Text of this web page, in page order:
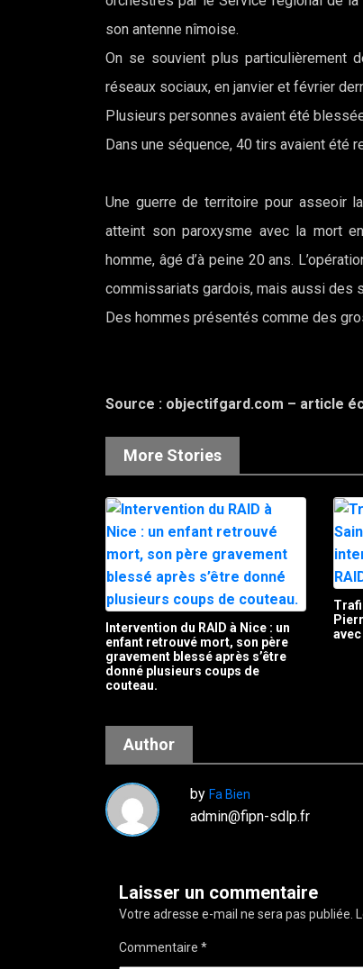
son antenne nîmoise.
On se souvient plus
réseaux sociaux, en janvier et février
Plusieurs personnes avaient été
Dans une séquence, 40 tirs avaient été
Une guerre de territoire pour asseoir
atteint son paroxysme avec la mort
homme, âgé d’à peine 20 ans.
commissariats gardois, mais aussi des
Des hommes présentés comme des
Source : objectifgard.com – article
More Stories
Intervention du RAID à Nice : un
enfant retrouvé mort, son père
gravement blessé après s’être
donné plusieurs coups de
couteau.
avec
Author
by Fa Bien
admin@fipn-sdlp.fr
Laisser un commentaire
Votre adresse e-mail ne sera pas publiée.
Commentaire *